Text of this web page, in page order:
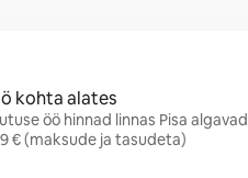
kohta alates
öö hinnad linnas Pisa algavad
€ (maksude ja tasudeta)